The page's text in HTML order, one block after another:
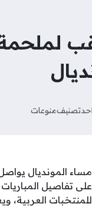
تصنيفمنوعات
على تفاصيل المباريات
للمنتخبات العربية،